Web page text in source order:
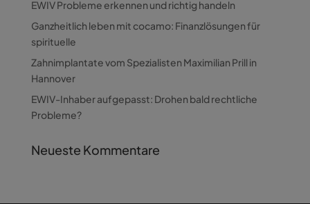
EWIV Probleme erkennen und richtig handeln
Ganzheitlich leben mit cocamo: Finanzlösungen für
spirituelle
Zahnimplantate vom Spezialisten Maximilian Prill in
Hannover
EWIV-Inhaber aufgepasst: Drohen bald rechtliche
Probleme?
Neueste Kommentare